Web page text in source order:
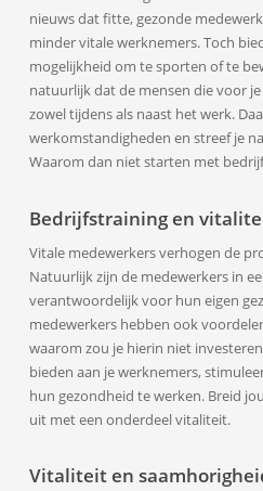
nieuws dat fitte, gezonde
minder vitale werknemers. Toch
mogelijkheid om te sporten of te
natuurlijk dat de mensen die voor
zowel tijdens als naast het werk.
werkomstandigheden en streef je
Waarom dan niet starten met
Bedrijfstraining en
Vitale medewerkers verhogen de
Natuurlijk zijn de medewerkers in
verantwoordelijk voor hun eigen
medewerkers hebben ook
waarom zou je hierin niet
bieden aan je werknemers,
hun gezondheid te werken. Breid
uit met een onderdeel vitaliteit.
Vitaliteit en